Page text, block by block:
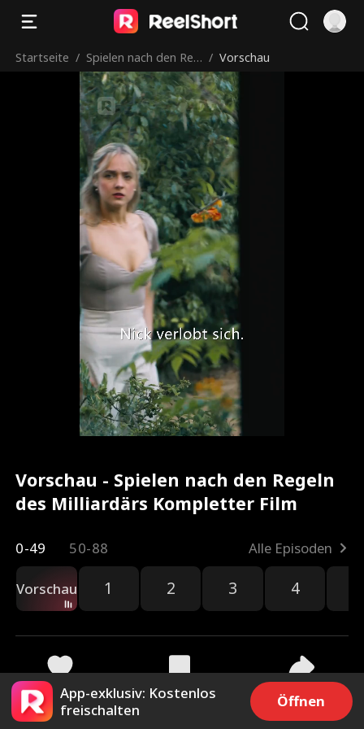
Startseite / Spielen nach den Reg
eln des Milliardärs
/ Vorschau
Vorschau - Spielen nach den Regeln
des Milliardärs Kompletter Film
0-49 50-88 Alle Episoden
Vorschau 1 2 3 4
11.9k 84.6k Teilen
App-exklusiv: Kostenlos
freischalten
Öffnen